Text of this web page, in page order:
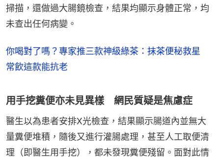
掃描，還做過大腸鏡檢查，結果均顯示身體正常，均
未查出任何病變。
你喝對了嗎？專家推三款神級綠茶：抹茶便秘救星
常飲這款能抗老
用手挖糞便亦未見異樣 網民質疑是焦慮症
醫生以為患者安排X光檢查，結果顯示腸道內並無大
量糞便堆積，隨後又進行灌腸處理，甚至人工取便清
理（即醫生用手挖），都未發現糞便殘留。面對此情